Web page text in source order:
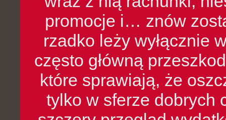
promocje i… znów
rzadko leży wyłącznie
często główną
które sprawiają, że
tylko w sferze dobrych